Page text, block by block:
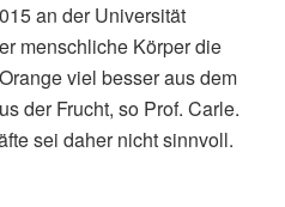
an der Universität
menschliche Körper die
viel besser aus dem
der Frucht, so Prof. Carle.
sei daher nicht sinnvoll.